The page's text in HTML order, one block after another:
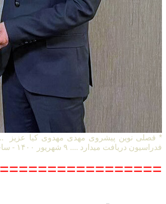
* فصلی نوین پیشروی مهدی مهدوی کیا عزیز
فدراسیون دریافت میدارد .... ۹ شهریور ۱۴۰۰ - ساختمان فدراسیون فوتبال ایران